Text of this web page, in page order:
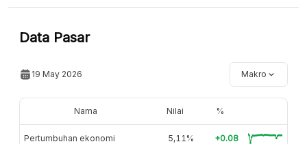
Data Pasar
19 May 2026 Makro
Nama Nilai %
Pertumbuhan ekonomi 5,11% +0.08